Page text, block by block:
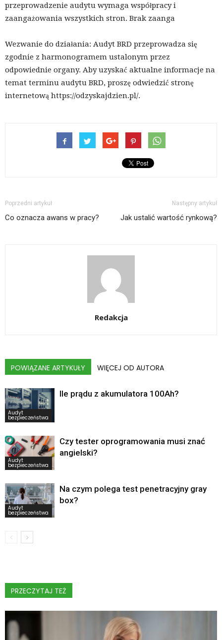
przeprowadzenie audytu wymaga współpracy i
zaangażowania wszystkich stron. Brak zaanga
Wezwanie do działania: Audyt BRD przeprowadza się
zgodnie z harmonogramem ustalonym przez
odpowiednie organy. Aby uzyskać aktualne informacje na
temat terminu audytu BRD, proszę odwiedzić stronę
internetową https://odzyskajdzien.pl/.
Poprzedni artykuł
Co oznacza awans w pracy?
Następny artykuł
Jak ustalić wartość rynkową?
Redakcja
POWIĄZANE ARTYKUŁY WIĘCEJ OD AUTORA
Audyt
bezpieczeństwa
Ile prądu z akumulatora 100Ah?
Audyt
bezpieczeństwa
Czy tester oprogramowania musi znać
angielski?
Audyt
bezpieczeństwa
Na czym polega test penetracyjny gray
box?
PRZECZYTAJ TEŻ